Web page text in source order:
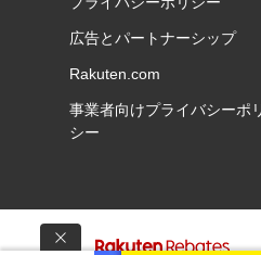
広告とパートナーシップ
Rakuten.com
事業者向けプライバシーポ
シー